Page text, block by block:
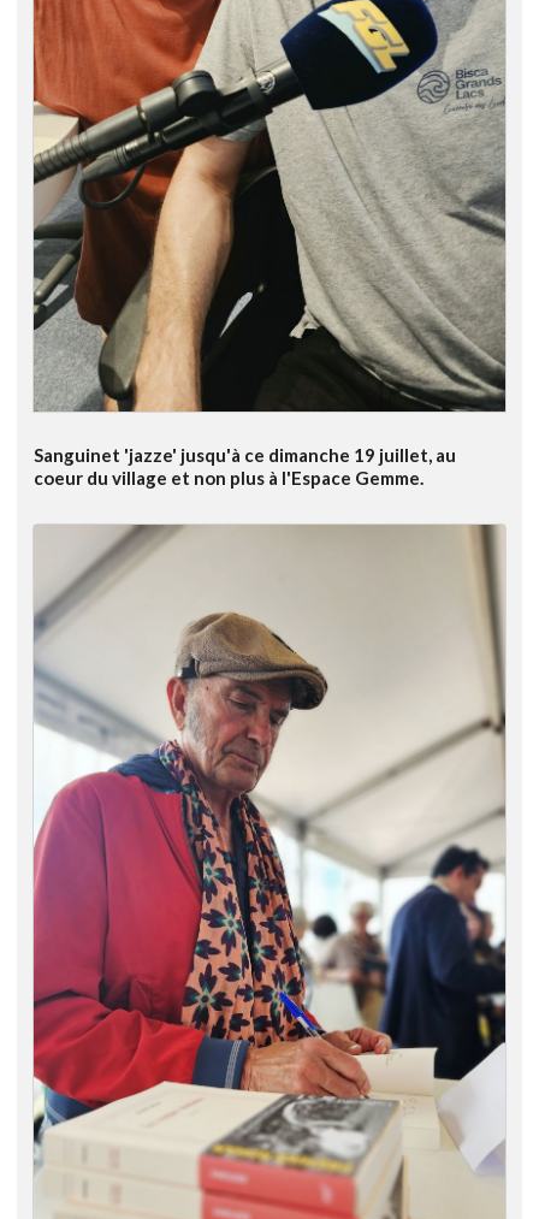
Sanguinet 'jazze' jusqu'à ce dimanche 19 juillet, au
coeur du village et non plus à l'Espace Gemme.